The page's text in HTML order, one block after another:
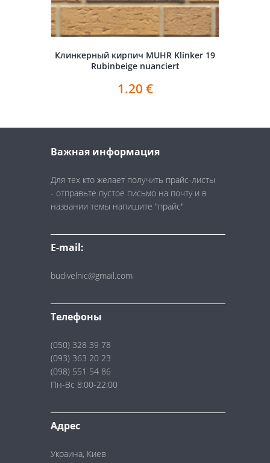
Клинкерный кирпич MUHR Klinker 19
Rubinbeige nuanciert
1.20 €
Важная информация
Для тех кто желает получить прайс-листы
- отправьте пустое письмо на почту и в
названии темы напишите "прайс"
E-mail:
budivelnic@gmail.com
Телефоны
(050) 328 39 78
(093) 363 20 23
(098) 551 54 86
Пн-Вс 8:00-22:00
Адрес
Украина, Киев